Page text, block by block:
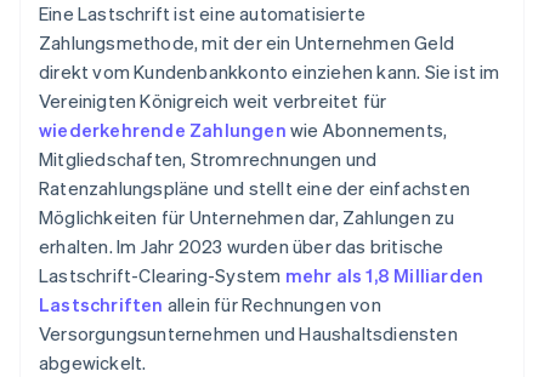
Immobilien- und Vermietungsunternehmen
Gesundheits- und Wellnessdienstleistungen
Wohltätige und gemeinnützige Organisationen
Finanzdienste
Versicherungen
Einzelhändler, die Ratenzahlungspläne anbieten
B2B-Dienstleistungen
Managed Service Provider
In einen vertrauenswürdigen Zahlungsdienstleister
investieren
BACS-Regeln einhalten
Kundendaten schützen
Verfahren für Rückerstattungen und
Zahlungsanfechtungen einrichten
Klar und proaktiv kommunizieren
Kundenflexibilität integrieren
Eine Lastschrift ist eine automatisierte
Zahlungsmethode, mit der ein Unternehmen Geld
direkt vom Kundenbankkonto einziehen kann. Sie ist im
Vereinigten Königreich weit verbreitet für
wiederkehrende Zahlungen wie Abonnements,
Mitgliedschaften, Stromrechnungen und
Ratenzahlungspläne und stellt eine der einfachsten
Möglichkeiten für Unternehmen dar, Zahlungen zu
erhalten. Im Jahr 2023 wurden über das britische
Lastschrift-Clearing-System mehr als 1,8 Milliarden
Lastschriften allein für Rechnungen von
Versorgungsunternehmen und Haushaltsdiensten
abgewickelt.